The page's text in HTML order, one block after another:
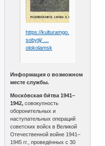
https://kulturamgo.ru/kalendar-
sobytij/ …
olokolamsk
Информация о возможном
месте службы.
Моско́вская би́тва 1941–
1942, совокупность
оборонительных и
наступательных операций
советских войск в Великой
Отечественной войне 1941–
1945 гг., проведённых с 30